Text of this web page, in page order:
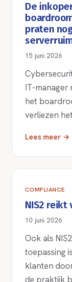
De
praten
15 juni 2026
IT-manager
het
verliezen
Lees meer →
COMPLIANCE
NIS2 reikt
10 juni 2026
Ook als
toepassing
klanten
de praktijk